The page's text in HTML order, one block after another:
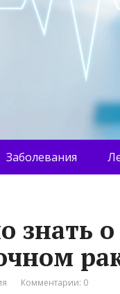
Заболевания
знать о
Комментарии: 0